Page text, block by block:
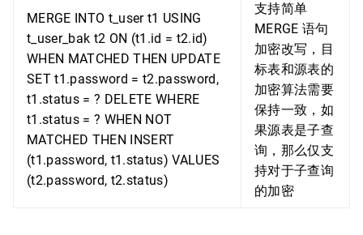
MERGE INTO t_user t1 USING
t_user_bak t2 ON (t1.id = t2.id)
WHEN MATCHED THEN UPDATE
SET t1.password = t2.password,
t1.status = ? DELETE WHERE
t1.status = ? WHEN NOT
MATCHED THEN INSERT
(t1.password, t1.status) VALUES
(t2.password, t2.status)
支持简单
MERGE 语句
加密改写，目
标表和源表的
加密算法需要
保持一致，如
果源表是子查
询，那么仅支
持对于子查询
的加密